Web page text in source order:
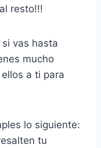
resto!!!
vas hasta
mucho
a ti para
lo siguiente:
tu